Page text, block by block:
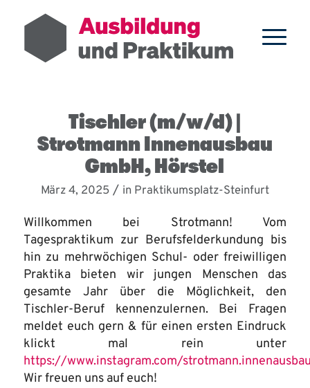
Tischler (m/w/d) |
Strotmann Innenausbau
GmbH, Hörstel
März 4, 2025 / in Praktikumsplatz-Steinfurt
Willkommen bei Strotmann! Vom
Tagespraktikum zur Berufsfelderkundung bis
hin zu mehrwöchigen Schul- oder freiwilligen
Praktika bieten wir jungen Menschen das
gesamte Jahr über die Möglichkeit, den
Tischler-Beruf kennenzulernen. Bei Fragen
meldet euch gern & für einen ersten Eindruck
klickt mal rein unter
https://www.instagram.com/
Wir freuen uns auf euch!